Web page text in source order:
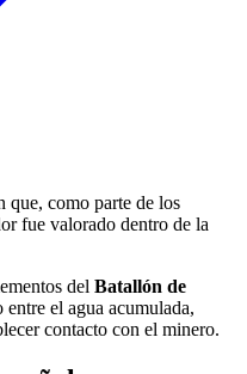
que, como parte de los
fue valorado dentro de la
del Batallón de
entre el agua acumulada,
contacto con el minero.